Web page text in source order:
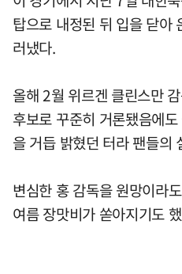
탑으로 내정된 뒤 입을 닫아
러냈다.
올해 2월 위르겐 클린스만
후보로 꾸준히 거론됐음에
을 거듭 밝혔던 터라 팬들의
변심한 홍 감독을 원망이라
여름 장맛비가 쏟아지기도